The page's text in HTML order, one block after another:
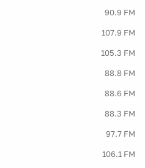
90.9 FM
107.9 FM
105.3 FM
88.8 FM
88.6 FM
88.3 FM
97.7 FM
106.1 FM